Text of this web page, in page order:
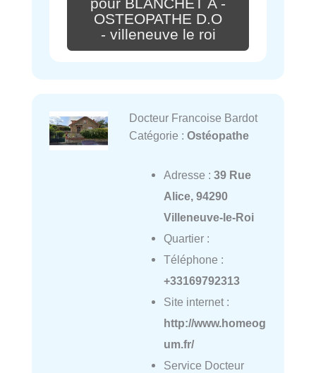
pour BLANCHET A -
OSTEOPATHE D.O
- villeneuve le roi
Docteur Francoise Bardot
Catégorie : Ostéopathe
Adresse : 39 Rue
Alice, 94290
Villeneuve-le-Roi
Quartier :
Téléphone :
+33169792313
Site internet :
http://www.homeog
um.fr/
Service Docteur